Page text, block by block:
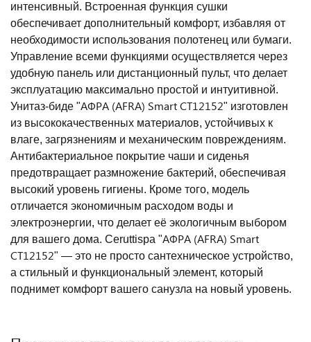
интенсивный. Встроенная функция сушки
обеспечивает дополнительный комфорт, избавляя от
необходимости использования полотенец или бумаги.
Управление всеми функциями осуществляется через
удобную панель или дистанционный пульт, что делает
эксплуатацию максимально простой и интуитивной.
Унитаз-биде "АФРА (AFRA) Smart CT12152" изготовлен
из высококачественных материалов, устойчивых к
влаге, загрязнениям и механическим повреждениям.
Антибактериальное покрытие чаши и сиденья
предотвращает размножение бактерий, обеспечивая
высокий уровень гигиены. Кроме того, модель
отличается экономичным расходом воды и
электроэнергии, что делает её экологичным выбором
для вашего дома. Ceruttispa "АФРА (AFRA) Smart
CT12152" — это не просто сантехническое устройство,
а стильный и функциональный элемент, который
поднимет комфорт вашего санузла на новый уровень.